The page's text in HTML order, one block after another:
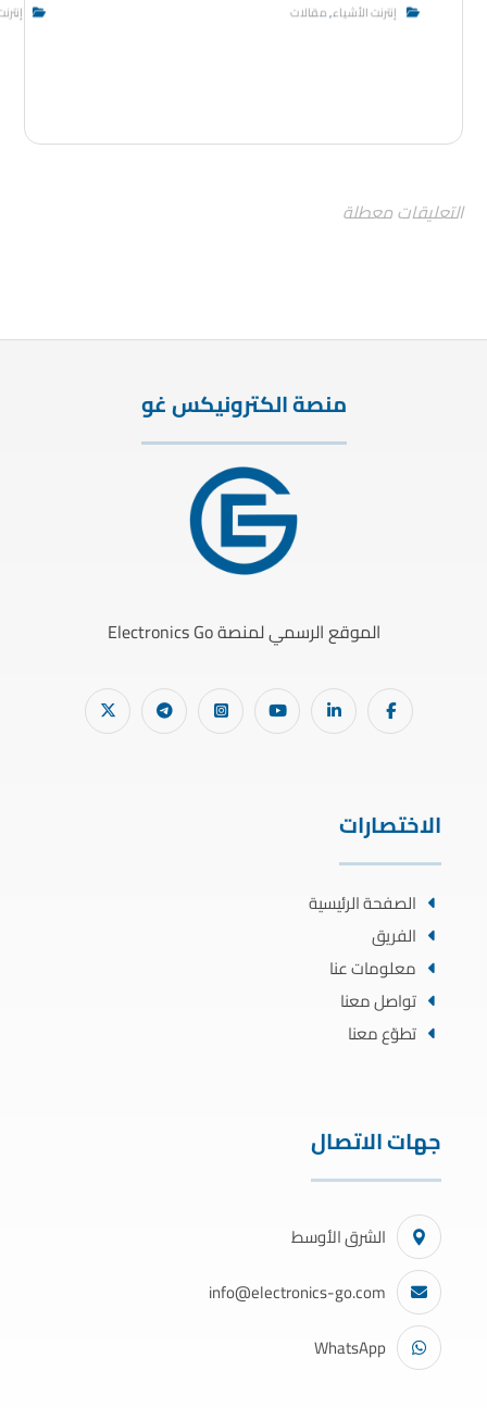
إنترنت الأشياء,مقالات
التعليقات معطلة
منصة الكترونيكس غو
الموقع الرسمي لمنصة Electronics Go
الاختصارات
الصفحة الرئيسية
الفريق
معلومات عنا
تواصل معنا
تطوّع معنا
جهات الاتصال
الشرق الأوسط
info@electronics-go.com
WhatsApp